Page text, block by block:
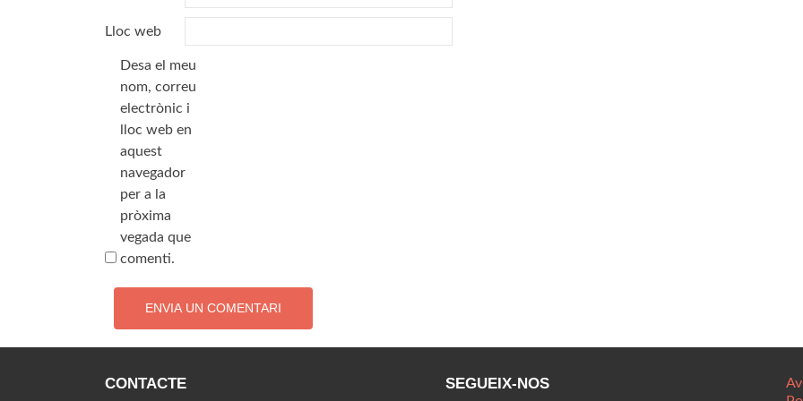
Lloc web
Desa el meu
nom, correu
electrònic i
lloc web en
aquest
navegador
per a la
pròxima
vegada que
comenti.
CONTACTE SEGUEIX-NOS